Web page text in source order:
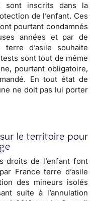
sont inscrits dans la
de l’enfant. Ces
pourtant condamnés
années et par de
terre d’asile souhaite
sont tout de même
pourtant obligatoire,
En tout état de
ne doit pas lui porter
le territoire pour
droits de l’enfant font
France terre d’asile
des mineurs isolés
suite à l’annulation